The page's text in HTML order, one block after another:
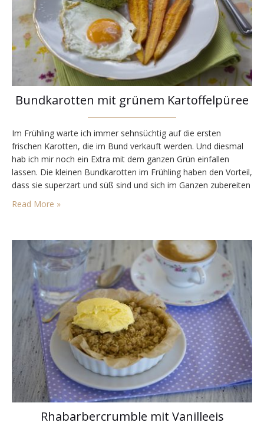
Bundkarotten mit grünem Kartoffelpüree
Im Frühling warte ich immer sehnsüchtig auf die ersten
frischen Karotten, die im Bund verkauft werden. Und diesmal
hab ich mir noch ein Extra mit dem ganzen Grün einfallen
lassen. Die kleinen Bundkarotten im Frühling haben den Vorteil,
dass sie superzart und süß sind und sich im Ganzen zubereiten
lassen. Ich war diesmal anscheinend schon ein bisschen später
dran, die…
Read More »
Rhabarbercrumble mit Vanilleeis